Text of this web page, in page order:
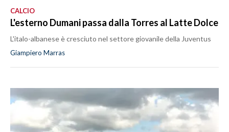
CALCIO
L'esterno Dumani passa dalla Torres al Latte Dolce
L'italo-albanese è cresciuto nel settore giovanile della Juventus
Giampiero Marras